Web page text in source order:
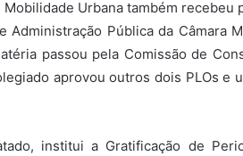
Urbana também recebeu
Administração Pública da Câmara
passou pela Comissão de
aprovou outros dois PLOs e
institui a Gratificação de